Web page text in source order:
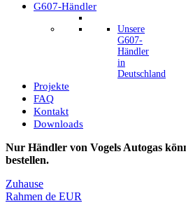
G607-Händler
Unsere
G607-
Händler
in
Deutschland
Projekte
FAQ
Kontakt
Downloads
Nur Händler von Vogels Autogas
bestellen.
Zuhause
Rahmen de EUR